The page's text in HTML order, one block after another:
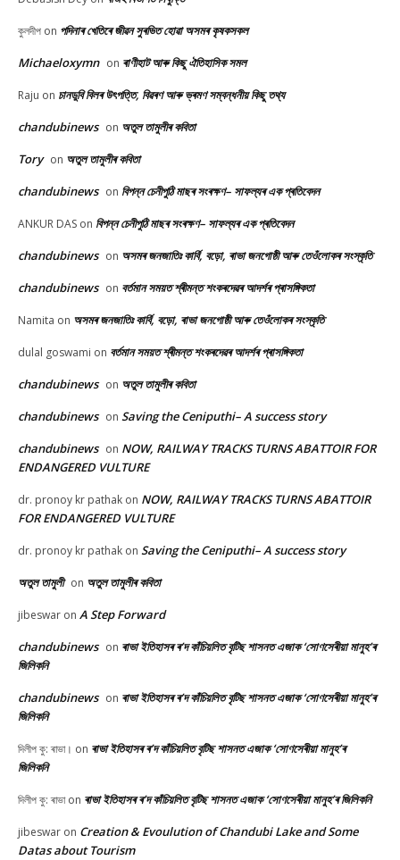
কুলদীপ on পদিনাৰ খেতিৰে জীৱন সুৰভিত হোৱা অসমৰ কৃষকসকল
Michaeloxymn on ৰাণীহাট আৰু কিছু ঐতিহাসিক সমল
Raju on চানডুবি বিলৰ উৎপত্তি, বিৱৰণ আৰু ভ্ৰমণ সম্বন্ধনীয় কিছু তথ্য
chandubinews on অতুল তামুলীৰ কবিতা
Tory on অতুল তামুলীৰ কবিতা
chandubinews on বিপন্ন চেনীপুঠি মাছৰ সংৰক্ষণ– সাফল্যৰ এক প্ৰতিবেদন
ANKUR DAS on বিপন্ন চেনীপুঠি মাছৰ সংৰক্ষণ– সাফল্যৰ এক প্ৰতিবেদন
chandubinews on অসমৰ জনজাতিঃ কাৰ্বি, বড়ো, ৰাভা জনগোষ্ঠী আৰু তেওঁলোকৰ সংস্কৃতি
chandubinews on বৰ্তমান সময়ত শ্ৰীমন্ত শংকৰদেৱৰ আদৰ্শৰ প্ৰাসঙ্গিকতা
Namita on অসমৰ জনজাতিঃ কাৰ্বি, বড়ো, ৰাভা জনগোষ্ঠী আৰু তেওঁলোকৰ সংস্কৃতি
dulal goswami on বৰ্তমান সময়ত শ্ৰীমন্ত শংকৰদেৱৰ আদৰ্শৰ প্ৰাসঙ্গিকতা
chandubinews on অতুল তামুলীৰ কবিতা
chandubinews on Saving the Ceniputhi– A success story
chandubinews on NOW, RAILWAY TRACKS TURNS ABATTOIR FOR
ENDANGERED VULTURE
dr. pronoy kr pathak on NOW, RAILWAY TRACKS TURNS ABATTOIR
FOR ENDANGERED VULTURE
dr. pronoy kr pathak on Saving the Ceniputhi– A success story
অতুল তামুলী on অতুল তামুলীৰ কবিতা
jibeswar on A Step Forward
chandubinews on ৰাভা ইতিহাসৰ ৰ’দ কাঁচিয়লিত বৃটিছ শাসনত এজাক ‘সোণসেৰীয়া মানুহ’ৰ
জিলিকনি
chandubinews on ৰাভা ইতিহাসৰ ৰ’দ কাঁচিয়লিত বৃটিছ শাসনত এজাক ‘সোণসেৰীয়া মানুহ’ৰ
জিলিকনি
দিলীপ কু: ৰাভা। on ৰাভা ইতিহাসৰ ৰ’দ কাঁচিয়লিত বৃটিছ শাসনত এজাক ‘সোণসেৰীয়া মানুহ’ৰ
জিলিকনি
দিলীপ কু: ৰাভাon ৰাভা ইতিহাসৰ ৰ’দ কাঁচিয়লিত বৃটিছ শাসনত এজাক ‘সোণসেৰীয়া মানুহ’ৰ জিলিকনি
jibeswar on Creation & Evoulution of Chandubi Lake and Some
Datas about Tourism